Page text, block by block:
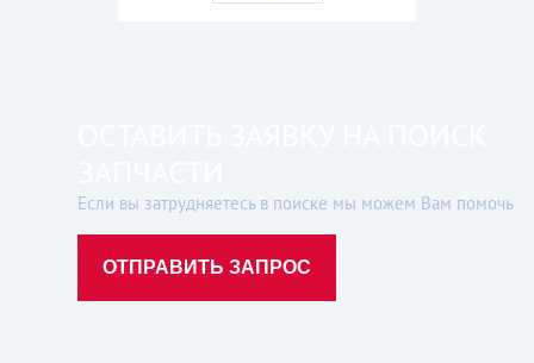
Если вы затрудняетесь в поиске мы можем Вам помочь
ОТПРАВИТЬ ЗАПРОС